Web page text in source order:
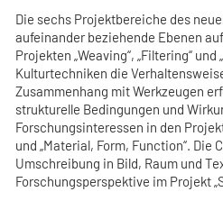
Die sechs Projektbereiche des
aufeinander beziehende Ebenen
Projekten „Weaving“, „Filtering“ und
Kulturtechniken die
Zusammenhang mit Werkzeugen
strukturelle Bedingungen und
Forschungsinteressen in den
und „Material, Form, Function“. Die
Umschreibung in Bild, Raum und
Forschungsperspektive im Projekt